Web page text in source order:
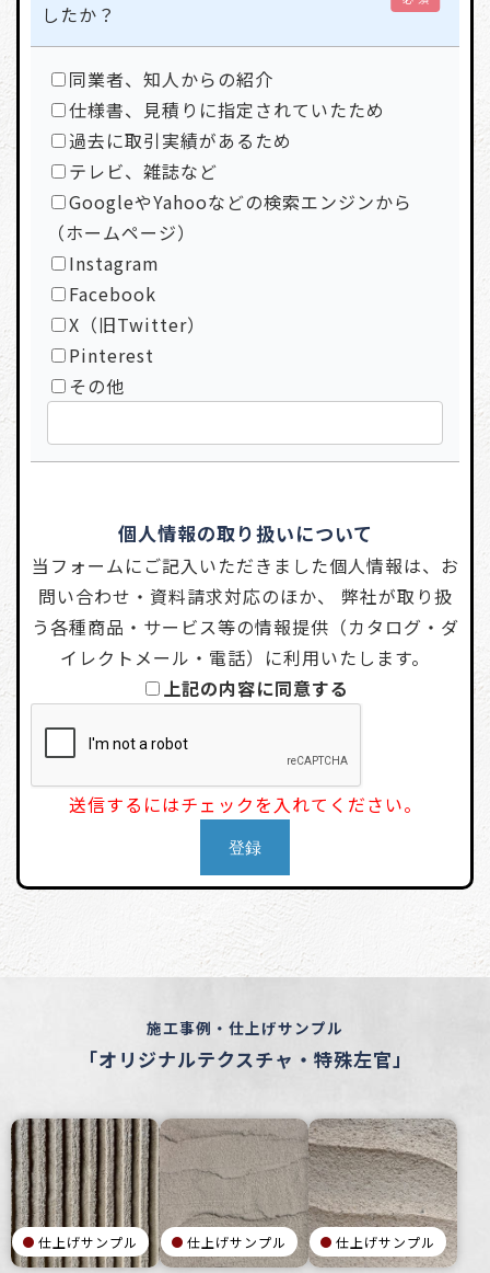
したか？
同業者、知人からの紹介
仕様書、見積りに指定されていたため
過去に取引実績があるため
テレビ、雑誌など
GoogleやYahooなどの検索エンジンから
（ホームページ）
Instagram
Facebook
X（旧Twitter）
Pinterest
その他
個人情報の取り扱いについて
当フォームにご記入いただきました個人情報は、お
問い合わせ・資料請求対応のほか、 弊社が取り扱
う各種商品・サービス等の情報提供（カタログ・ダ
イレクトメール・電話）に利用いたします。
上記の内容に同意する
送信するにはチェックを入れてください。
施工事例・仕上げサンプル
「オリジナルテクスチャ・特殊左官」
仕上げサンプル 仕上げサンプル 仕上げサンプル